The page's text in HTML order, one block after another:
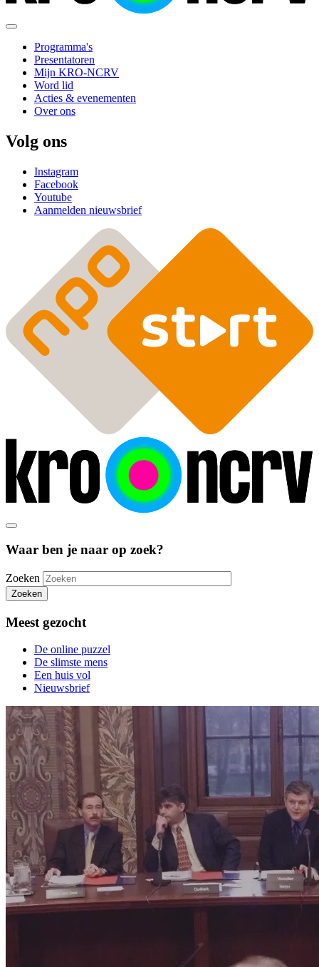
Programma's
Presentatoren
Mijn KRO-NCRV
Word lid
Acties & evenementen
Over ons
Volg ons
Instagram
Facebook
Youtube
Aanmelden nieuwsbrief
Waar ben je naar op zoek?
Zoeken
Zoeken
Meest gezocht
De online puzzel
De slimste mens
Een huis vol
Nieuwsbrief